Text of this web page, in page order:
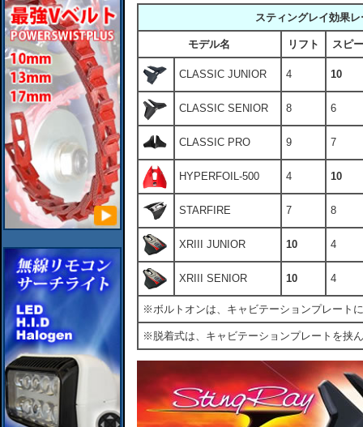
スティングレイ効果
モデル名 リフト スピ
CLASSIC JUNIOR 4 10
CLASSIC SENIOR 8 6
CLASSIC PRO 9 7
HYPERFOIL-500 4 10
STARFIRE 7 8
XRIII JUNIOR 10 4
XRIII SENIOR 10 4
※ボルトオンは、キャビテーションプレート
※脱着式は、キャビテーションプレートを挟